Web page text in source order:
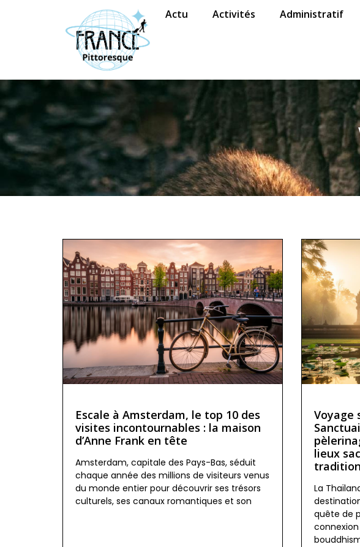
Actu Activités Administratif
Escale à Amsterdam, le top 10 des
visites incontournables : la maison
d’Anne Frank en tête
Amsterdam, capitale des Pays-Bas, séduit
chaque année des millions de visiteurs venus
du monde entier pour découvrir ses trésors
culturels, ses canaux romantiques et son
Voyage
lieux
La
quête de